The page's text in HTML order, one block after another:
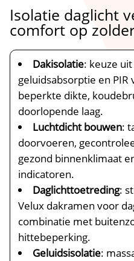
Isolatie daglicht
comfort op
Dakisolatie: keuze
geluidsabsorptie en PIR
beperkte dikte,
doorlopende laag.​
Luchtdicht bouwen:
doorvoeren,
gezond binnenklimaat
indicatoren.​
Daglichttoetreding:
Velux dakramen voor
combinatie met
hittebeperking.​
Geluidsisolatie: